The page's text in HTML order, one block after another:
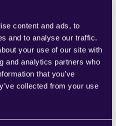
content and ads, to
and to analyse our traffic.
your use of our site with
and analytics partners who
that you’ve
collected from your use
einsetzen, ist dies
von Bedeutung. Die
auseinander. DeepSeek
Ursprungs
trainiert und optimiert.
Nvidia. Wenn Ihre
an ein einziges
ist, verlieren Sie den